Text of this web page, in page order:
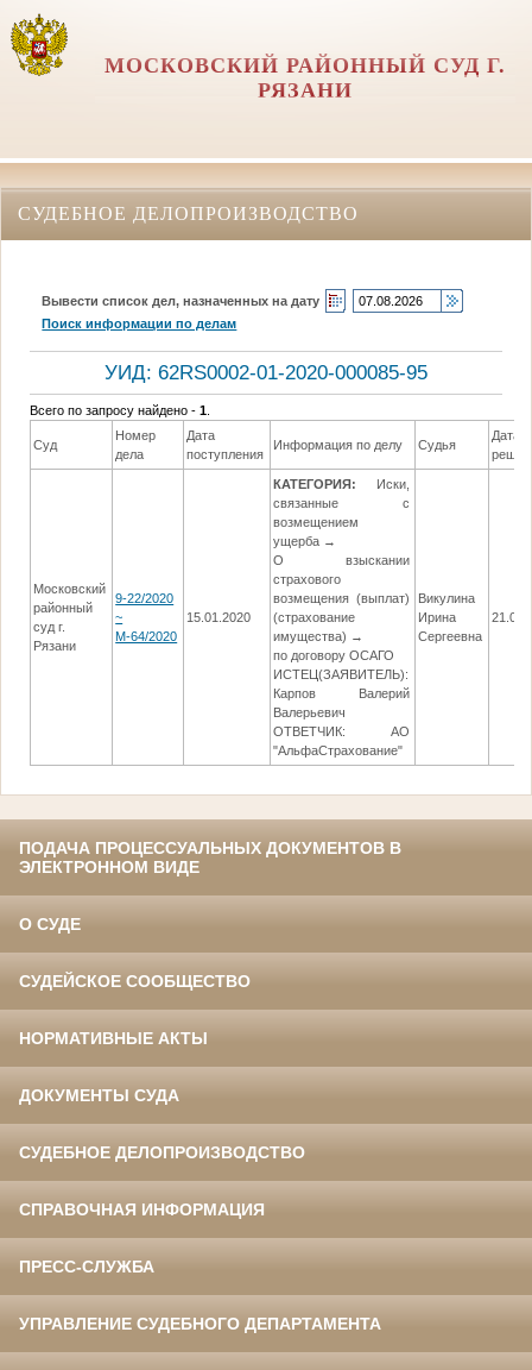
МОСКОВСКИЙ РАЙОННЫЙ СУД Г.
РЯЗАНИ
СУДЕБНОЕ ДЕЛОПРОИЗВОДСТВО
Вывести список дел, назначенных на дату
Поиск информации по делам
УИД: 62RS0002-01-2020-000085-95
Всего по запросу найдено -1
Суд
Номер
дела
Дата
поступления
Информация по делу Судья
Дата
Московский
районный
суд г.
Рязани
9-22/2020
~
М-64/2020
15.01.2020
КАТЕГОРИЯ:
Иски,
связанные с
возмещением
ущерба →
О взыскании
страхового
возмещения (выплат)
(страхование
имущества) →
по договору ОСАГО
ИСТЕЦ(ЗАЯВИТЕЛЬ):
Карпов Валерий
Валерьевич
ОТВЕТЧИК: АО
"АльфаСтрахование"
Викулина
Ирина
Сергеевна
ПОДАЧА ПРОЦЕССУАЛЬНЫХ ДОКУМЕНТОВ В
ЭЛЕКТРОННОМ ВИДЕ
О СУДЕ
СУДЕЙСКОЕ СООБЩЕСТВО
НОРМАТИВНЫЕ АКТЫ
ДОКУМЕНТЫ СУДА
СУДЕБНОЕ ДЕЛОПРОИЗВОДСТВО
СПРАВОЧНАЯ ИНФОРМАЦИЯ
ПРЕСС-СЛУЖБА
УПРАВЛЕНИЕ СУДЕБНОГО ДЕПАРТАМЕНТА